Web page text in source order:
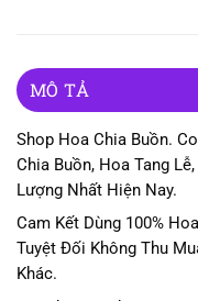
MÔ TẢ
Shop Hoa Chia Buồn.
Chia Buồn, Hoa Tang
Lượng Nhất Hiện Nay.
Cam Kết Dùng 100%
Tuyệt Đối Không Thu
Khác.